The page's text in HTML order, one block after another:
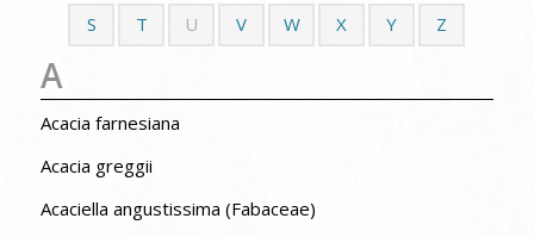
S T U V W X Y Z
A
Acacia farnesiana
Acacia greggii
Acaciella angustissima (Fabaceae)